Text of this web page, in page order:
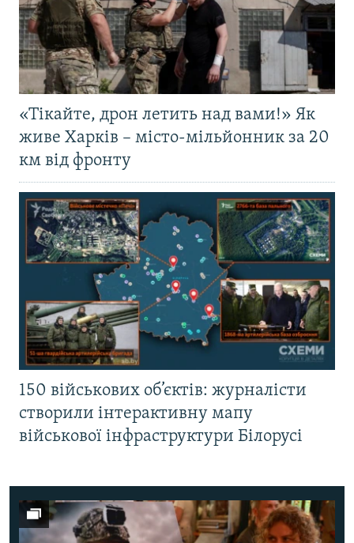
«Тікайте, дрон летить над вами!» Як
живе Харків – місто-мільйонник за 20
км від фронту
150 військових об’єктів: журналісти
створили інтерактивну мапу
військової інфраструктури Білорусі